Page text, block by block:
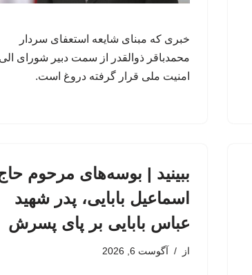
خبری که مبنای شایعه استعفای سردار
محمدباقر ذوالقدر از سمت دبیر شورای الی
امنیت ملی قرار گرفته دروغ است.
ببینید | بوسه‌های مرحوم
اسماعیل بابایی، پدر شهید
عباس بابایی بر پای پسرش
از آگوست 6, 2026